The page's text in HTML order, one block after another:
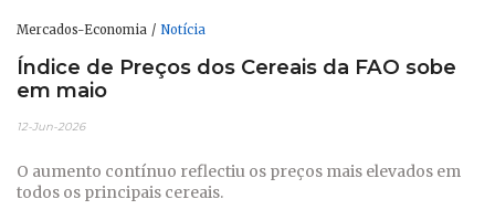
Mercados-Economia Notícia
Índice de Preços dos Cereais da FAO sobe
em maio
12-Jun-2026
O aumento contínuo reflectiu os preços mais elevados em
todos os principais cereais.